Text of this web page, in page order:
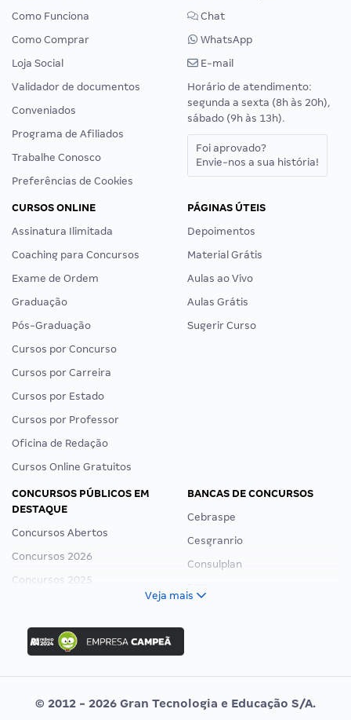
Como Funciona
Como Comprar
Loja Social
Validador de documentos
Conveniados
Programa de Afiliados
Trabalhe Conosco
Preferências de Cookies
Chat
WhatsApp
E-mail
Horário de atendimento:
segunda a sexta (8h às 20h),
sábado (9h às 13h).
Foi aprovado?
Envie-nos a sua história!
CURSOS ONLINE
Assinatura Ilimitada
Coaching para Concursos
Exame de Ordem
Graduação
Pós-Graduação
Cursos por Concurso
Cursos por Carreira
Cursos por Estado
Cursos por Professor
Oficina de Redação
Cursos Online Gratuitos
PÁGINAS ÚTEIS
Depoimentos
Material Grátis
Aulas ao Vivo
Aulas Grátis
Sugerir Curso
CONCURSOS PÚBLICOS EM
DESTAQUE
Concursos Abertos
Concursos 2026
Concursos 2025
Concurso Ibama
Concurso MPU
Editais publicados
BANCAS DE CONCURSOS
Cebraspe
Cesgranrio
Consulplan
Vunesp
Veja mais
© 2012 - 2026 Gran Tecnologia e Educação S/A.